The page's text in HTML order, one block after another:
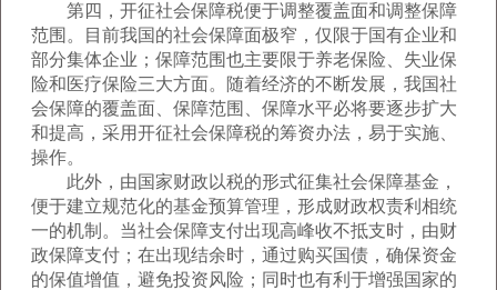
第四，开征社会保障税便于调整覆盖面和调整保障
范围。目前我国的社会保障面极窄，仅限于国有企业和
部分集体企业；保障范围也主要限于养老保险、失业保
险和医疗保险三大方面。随着经济的不断发展，我国社
会保障的覆盖面、保障范围、保障水平必将要逐步扩大
和提高，采用开征社会保障税的筹资办法，易于实施、
操作。
此外，由国家财政以税的形式征集社会保障基金，
便于建立规范化的基金预算管理，形成财政权责利相统
一的机制。当社会保障支付出现高峰收不抵支时，由财
政保障支付；在出现结余时，通过购买国债，确保资金
的保值增值，避免投资风险；同时也有利于增强国家的